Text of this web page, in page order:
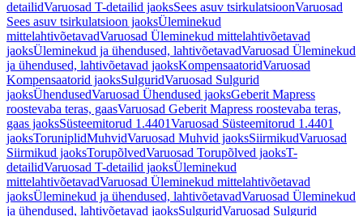
detailidVaruosad T-detailid jaoksSees asuv tsirkulatsioonVaruosad
Sees asuv tsirkulatsioon jaoksÜleminekud
mittelahtivõetavadVaruosad Üleminekud mittelahtivõetavad
jaoksÜleminekud ja ühendused, lahtivõetavadVaruosad Üleminekud
ja ühendused, lahtivõetavad jaoksKompensaatoridVaruosad
Kompensaatorid jaoksSulguridVaruosad Sulgurid
jaoksÜhendusedVaruosad Ühendused jaoksGeberit Mapress
roostevaba teras, gaasVaruosad Geberit Mapress roostevaba teras,
gaas jaoksSüsteemitorud 1.4401Varuosad Süsteemitorud 1.4401
jaoksToruniplidMuhvidVaruosad Muhvid jaoksSiirmikudVaruosad
Siirmikud jaoksTorupõlvedVaruosad Torupõlved jaoksT-
detailidVaruosad T-detailid jaoksÜleminekud
mittelahtivõetavadVaruosad Üleminekud mittelahtivõetavad
jaoksÜleminekud ja ühendused, lahtivõetavadVaruosad Üleminekud
ja ühendused, lahtivõetavad jaoksSulguridVaruosad Sulgurid